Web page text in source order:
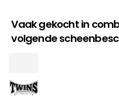
Vaak gekocht in
volgende